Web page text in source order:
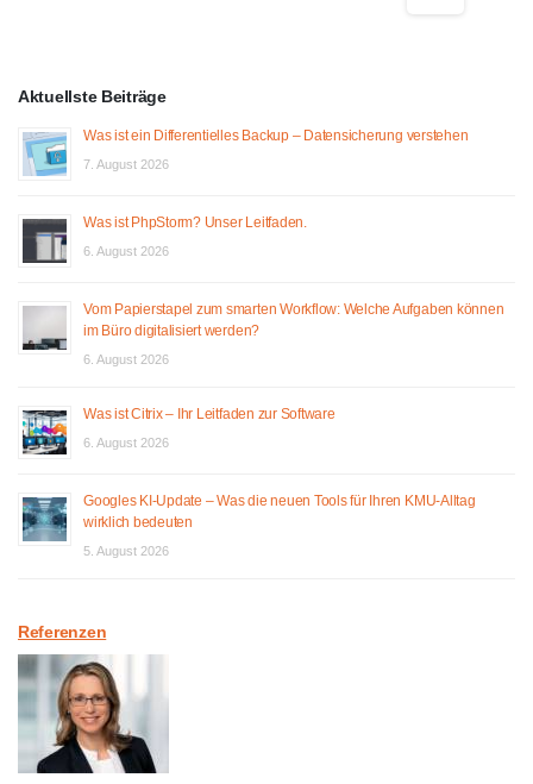
Aktuellste Beiträge
Was ist ein Differentielles Backup – Datensicherung verstehen
7. August 2026
Was ist PhpStorm? Unser Leitfaden.
6. August 2026
Vom Papierstapel zum smarten Workflow: Welche Aufgaben können
im Büro digitalisiert werden?
6. August 2026
Was ist Citrix – Ihr Leitfaden zur Software
6. August 2026
Googles KI-Update – Was die neuen Tools für Ihren KMU-Alltag
wirklich bedeuten
5. August 2026
Referenzen